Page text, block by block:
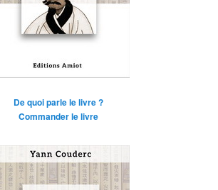
De quoi parle le livre ?
Commander le livre